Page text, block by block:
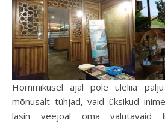
Hommikusel ajal pole üleliia
mõnusalt tühjad, vaid üksikud
lasin veejoal oma valutavaid